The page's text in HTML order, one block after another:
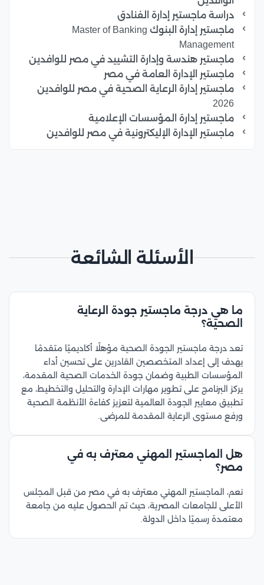
دراسة ماجستير إدارة الفنادق
ماجستير إدارة البنوك Master of Banking
Management
ماجستير هندسة وإدارة التشييد في مصر للوافدين
ماجستير الإدارة العامة في مصر
ماجستير إدارة الرعاية الصحية في مصر للوافدين
2026
ماجستير إدارة المؤسسات الإعلامية
ماجستير الإدارة الإليكترونية في مصر للوافدين
الأسئلة الشائعة
ما هي درجة ماجستير جودة الرعاية
الصحية؟
تعد درجة ماجستير الجودة الصحية مؤهلًا أكاديميًا متقدمًا
يهدف إلى إعداد المتخصصين القادرين على تحسين أداء
المؤسسات الطبية وضمان جودة الخدمات الصحية المقدمة،
يركز البرنامج على تطوير مهارات الإدارة والتحليل والتخطيط، مع
تطبيق معايير الجودة العالمية لتعزيز كفاءة الأنظمة الصحية
ورفع مستوى الرعاية المقدمة للمرضى.
هل الماجستير المهني معترف به في
مصر؟
نعم، الماجستير المهني معترف به في مصر من قبل المجلس
الأعلى للجامعات المصرية، حيث تم الحصول عليه من جامعة
معتمدة رسميًا داخل الدولة.